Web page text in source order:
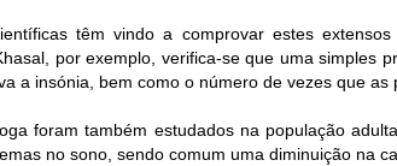
têm vindo a comprovar estes
por exemplo, verifica-se que uma simples
a insónia, bem como o número de vezes que as
foram também estudados na população
no sono, sendo comum uma diminuição na